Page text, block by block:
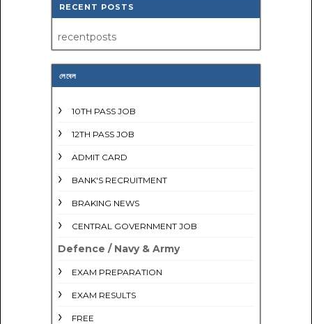
RECENT POSTS
recentposts
লেবেল
10TH PASS JOB
12TH PASS JOB
ADMIT CARD
BANK'S RECRUITMENT
BRAKING NEWS
CENTRAL GOVERNMENT JOB
Defence / Navy & Army
EXAM PREPARATION
EXAM RESULTS
FREE